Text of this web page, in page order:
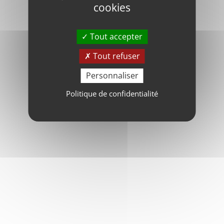
cookies
Tout accepter
Tout refuser
Personnaliser
Politique de confidentialité